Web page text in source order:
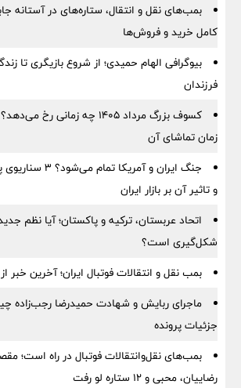
بمب‌های نقل و انتقال، ستاره‌های در آستانه
کامل خرید و فروش‌ها
بیوگرافی الهام حمیدی؛ از شروع بازیگری تا
فرزندان
کسوف بزرگ مرداد ۱۴۰۵ چه
زمان تماشای آن
جنگ ایران و
و تاثیر آن بر بازار ایران
اتحاد عربستان، ترکیه و پاکستان؛ آیا نظم
شکل‌گیری است؟
بمب نقل‌ و انتقالات فوتبال ایران؛ آخرین خبر
ماجرای ربایش و شهادت حمیدرضا رجب‌زاده
جزئیات پرونده
بمب‌های نقل‌وانتقالات فوتبال در راه است؛
رضاییان، محبی و ۱۲ ستاره لو رفت